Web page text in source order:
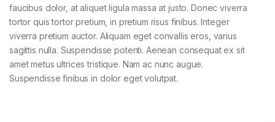
faucibus dolor, at aliquet ligula massa at justo. Donec viverra
tortor quis tortor pretium, in pretium risus finibus. Integer
viverra pretium auctor. Aliquam eget convallis eros, varius
sagittis nulla. Suspendisse potenti. Aenean consequat ex sit
amet metus ultrices tristique. Nam ac nunc augue.
Suspendisse finibus in dolor eget volutpat.